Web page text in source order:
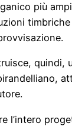
più
quindi,
l’intero